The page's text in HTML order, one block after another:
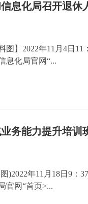
息化局召开退休
料图】2022年11月4日
息化局官网“...
务能力提升培训
)2022年11月18日9：
官网“首页>...